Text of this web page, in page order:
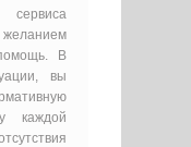
В
вы
каждой